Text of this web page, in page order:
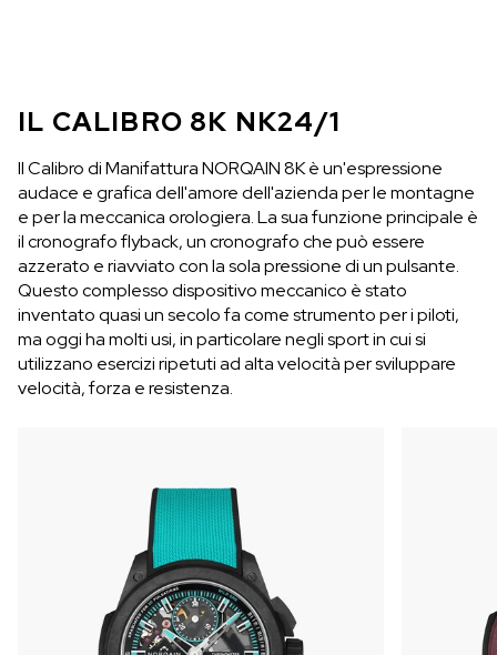
IL CALIBRO 8K NK24/1
Il Calibro di Manifattura NORQAIN 8K è un'espressione
audace e grafica dell'amore dell'azienda per le montagne
e per la meccanica orologiera. La sua funzione principale è
il cronografo flyback, un cronografo che può essere
azzerato e riavviato con la sola pressione di un pulsante.
Questo complesso dispositivo meccanico è stato
inventato quasi un secolo fa come strumento per i piloti,
ma oggi ha molti usi, in particolare negli sport in cui si
utilizzano esercizi ripetuti ad alta velocità per sviluppare
velocità, forza e resistenza.